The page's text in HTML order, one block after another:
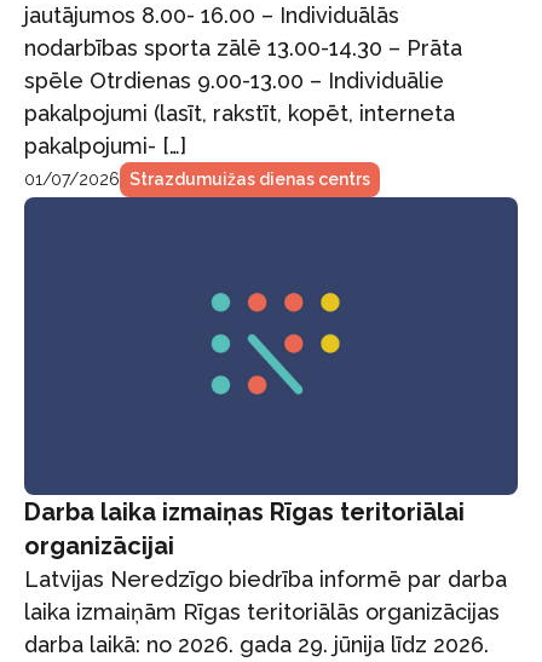
jautājumos 8.00- 16.00 – Individuālās
nodarbības sporta zālē 13.00-14.30 – Prāta
spēle Otrdienas 9.00-13.00 – Individuālie
pakalpojumi (lasīt, rakstīt, kopēt, interneta
pakalpojumi- […]
01/07/2026 Strazdumuižas dienas centrs
Darba laika izmaiņas Rīgas teritoriālai
organizācijai
Latvijas Neredzīgo biedrība informē par darba
laika izmaiņām Rīgas teritoriālās organizācijas
darba laikā: no 2026. gada 29. jūnija līdz 2026.